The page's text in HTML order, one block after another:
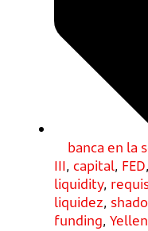
banca en la
III, capital, FED,
liquidity,
liquidez,
funding, Yellen